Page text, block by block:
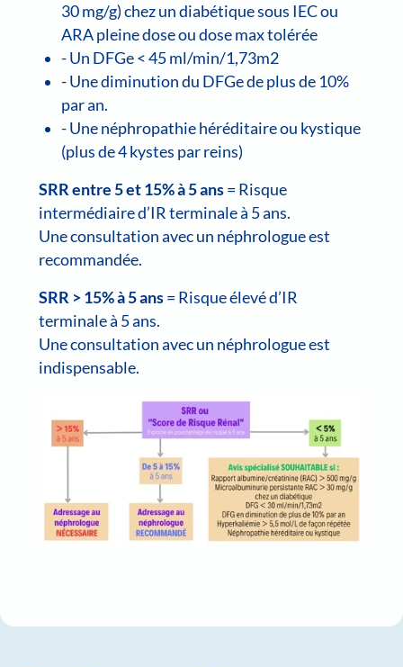
30 mg/g) chez un diabétique sous IEC ou
ARA pleine dose ou dose max tolérée
- Un DFGe < 45 ml/min/1,73m2
- Une diminution du DFGe de plus de 10%
par an.
- Une néphropathie héréditaire ou kystique
(plus de 4 kystes par reins)
SRR entre 5 et 15% à 5 ans= Risque
intermédiaire d’IR terminale à 5 ans.
Une consultation avec un néphrologue est
recommandée.
SRR > 15% à 5 ans= Risque élevé d’IR
terminale à 5 ans.
Une consultation avec un néphrologue est
indispensable.